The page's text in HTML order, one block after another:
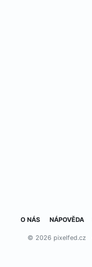
O NÁS NÁPOVĚDA
© 2026 pixelfed.cz